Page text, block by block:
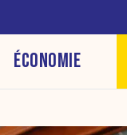
ÉCONOMIE